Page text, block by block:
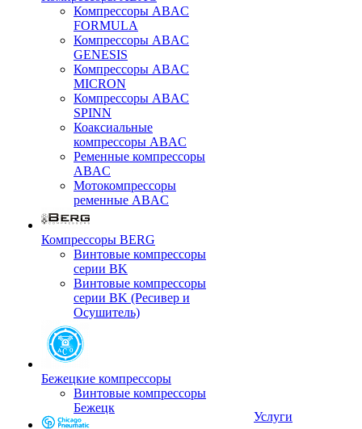
Компрессоры ABAC
FORMULA
Компрессоры ABAC
GENESIS
Компрессоры ABAC
MICRON
Компрессоры ABAC
SPINN
Коаксиальные
компрессоры ABAC
Ременные компрессоры
ABAC
Мотокомпрессоры
ременные ABAC
Компрессоры BERG
Винтовые компрессоры
серии BK
Винтовые компрессоры
серии BK (Ресивер и
Осушитель)
Бежецкие компрессоры
Винтовые компрессоры
Бежецк
Услуги